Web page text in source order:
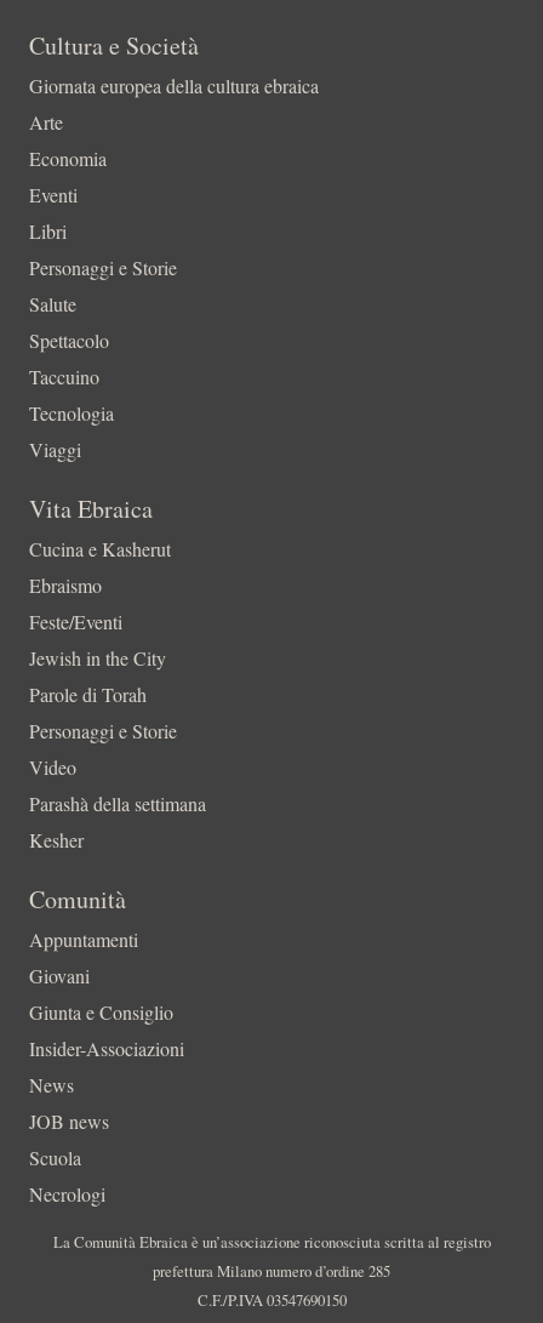
Cultura e Società
Giornata europea della cultura ebraica
Arte
Economia
Eventi
Libri
Personaggi e Storie
Salute
Spettacolo
Taccuino
Tecnologia
Viaggi
Vita Ebraica
Cucina e Kasherut
Ebraismo
Feste/Eventi
Jewish in the City
Parole di Torah
Personaggi e Storie
Video
Parashà della settimana
Kesher
Comunità
Appuntamenti
Giovani
Giunta e Consiglio
Insider-Associazioni
News
JOB news
Scuola
Necrologi
La Comunità Ebraica è un’associazione riconosciuta scritta al registro
prefettura Milano numero d’ordine 285
C.F./P.IVA 03547690150